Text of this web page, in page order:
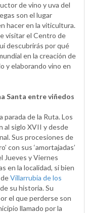
de vino y uva del
son el lugar
hacer en la viticultura.
visitar el Centro de
descubrirás por qué
en la creación de
y elaborando vino en
Santa entre viñedos
de la Ruta. Los
al siglo XVII y desde
Sus procesiones de
con sus ‘amortajadas’
Jueves y Viernes
en la localidad, si bien
Villarrubia de los
su historia. Su
el que perderse son
llamado por la